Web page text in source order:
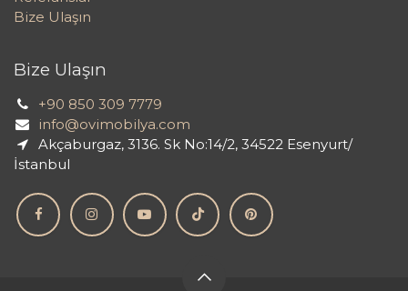
Bize Ulaşın
+90 850 309 7779
info@ovimobilya.com
Akçaburgaz, 3136. Sk No:14/2, 34522 Esenyurt/
İstanbul
Bize Ulaşın